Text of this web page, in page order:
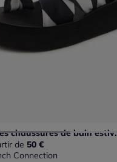
Mules chaussures de bain
de 50 €
Connection